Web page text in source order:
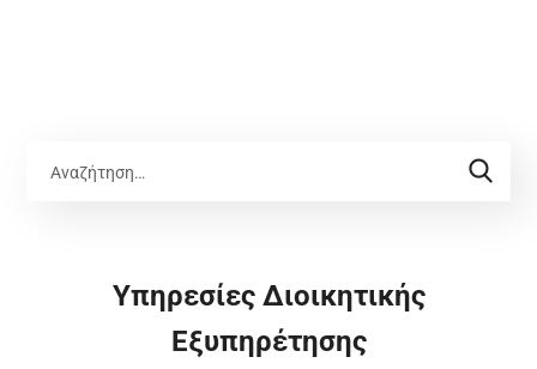
Υπηρεσίες Διοικητικής
Εξυπηρέτησης